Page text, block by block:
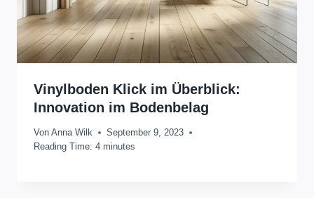
Vinylboden Klick im Überblick:
Innovation im Bodenbelag
Von Anna Wilk
September 9, 2023
Reading Time: 4 minutes